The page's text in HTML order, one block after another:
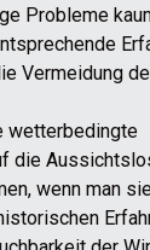
Probleme
Vermeidung
wetterbedingte
die
wenn man